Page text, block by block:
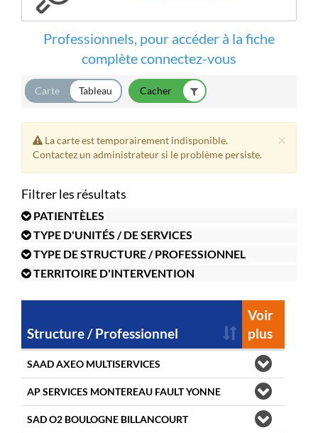
Professionnels, pour accéder à la fiche
complète connectez-vous
Carte Tableau
×
La carte est temporairement indisponible.
Contactez un administrateur si le problème persiste.
Filtrer les résultats
PATIENTÈLES
TYPE D'UNITÉS / DE SERVICES
TYPE DE STRUCTURE / PROFESSIONNEL
TERRITOIRE D'INTERVENTION
Structure / Professionnel
Voir
plus
SAAD AXEO MULTISERVICES
AP SERVICES MONTEREAU FAULT YONNE
SAD O2 BOULOGNE BILLANCOURT